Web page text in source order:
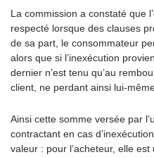
La commission a constaté que
respecté lorsque des clauses
de sa part, le consommateur
alors que si l’inexécution
dernier n’est tenu qu’au
client, ne perdant ainsi lui-
Ainsi cette somme versée par
contractant en cas
valeur : pour l’acheteur, elle